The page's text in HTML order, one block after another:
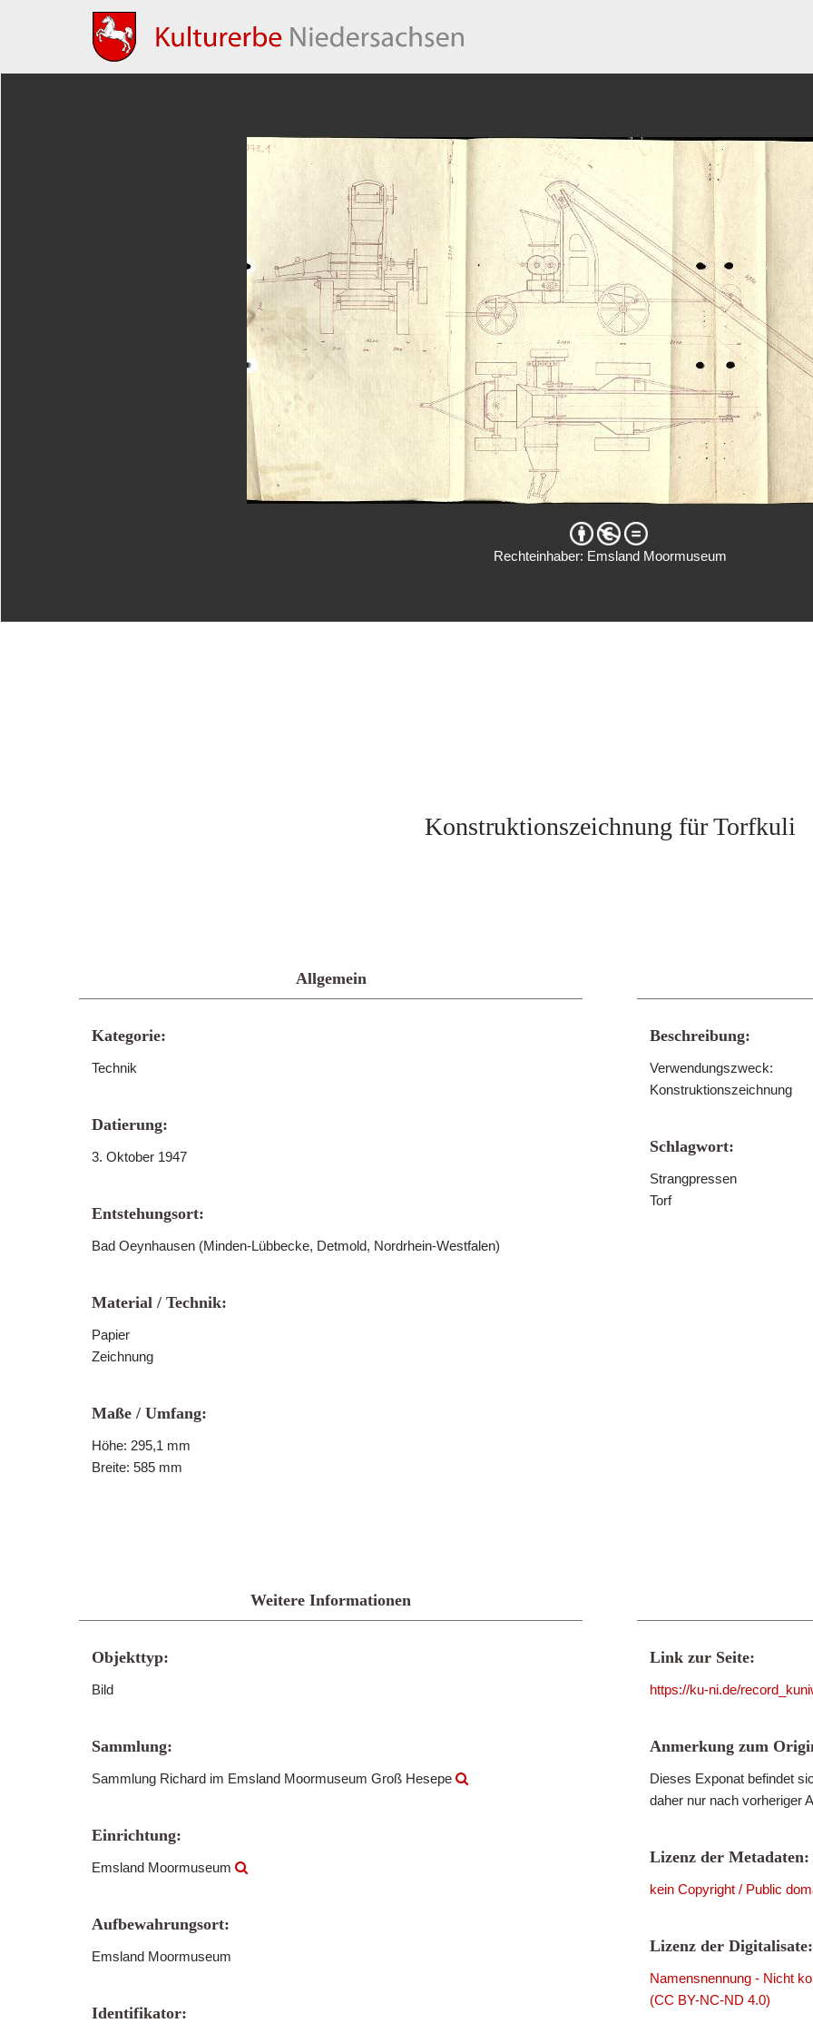
Rechteinhaber: Emsland Moormuseum
Konstruktionszeichnung für Torfkuli
Allgemein
Kategorie:
Technik
Datierung:
3. Oktober 1947
Entstehungsort:
Bad Oeynhausen (Minden-Lübbecke, Detmold, Nordrhein-Westfalen)
Material / Technik:
Papier
Zeichnung
Maße / Umfang:
Höhe: 295,1 mm
Breite: 585 mm
Beschreibung:
Verwendungszweck:
Konstruktionszeichnung
Schlagwort:
Strangpressen
Torf
Weitere Informationen
Objekttyp:
Bild
Sammlung:
Sammlung Richard im Emsland Moormuseum Groß Hesepe
Einrichtung:
Emsland Moormuseum
Aufbewahrungsort:
Emsland Moormuseum
Identifikator:
Link zur Seite:
https://ku-ni.de/
Anmerkung zum
Dieses Exponat befindet
daher nur nach vorheriger
Lizenz der Metadaten:
kein Copyright / Public
Lizenz der Digitalisate:
Namensnennung - Nicht
(CC BY-NC-ND 4.0)